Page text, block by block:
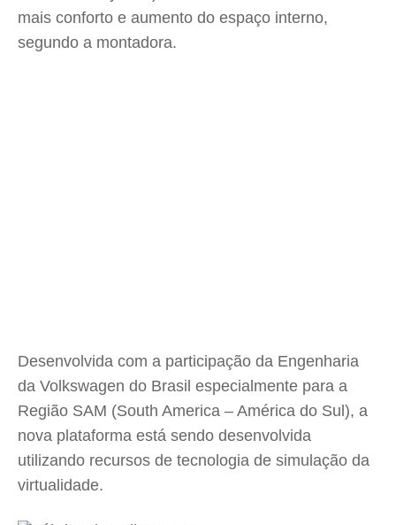
mais conforto e aumento do espaço interno,
segundo a montadora.
Desenvolvida com a participação da Engenharia
da Volkswagen do Brasil especialmente para a
Região SAM (South America – América do Sul), a
nova plataforma está sendo desenvolvida
utilizando recursos de tecnologia de simulação da
virtualidade.